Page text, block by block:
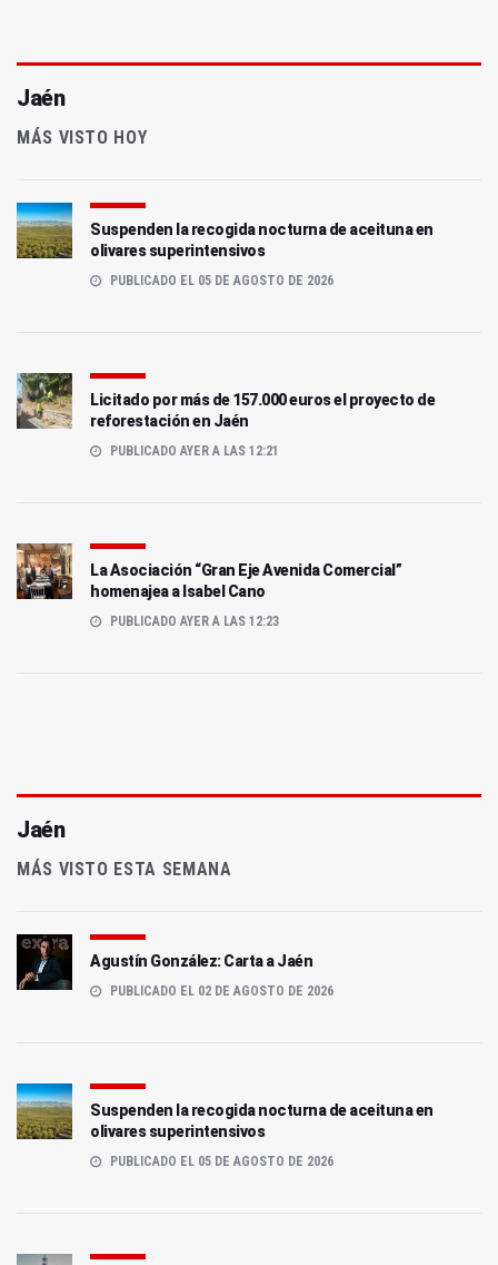
Jaén
MÁS VISTO HOY
Suspenden la recogida nocturna de aceituna en
olivares superintensivos
PUBLICADO EL 05 DE AGOSTO DE 2026
Licitado por más de 157.000 euros el proyecto de
reforestación en Jaén
PUBLICADO AYER A LAS 12:21
La Asociación “Gran Eje Avenida Comercial”
homenajea a Isabel Cano
PUBLICADO AYER A LAS 12:23
Jaén
MÁS VISTO ESTA SEMANA
Agustín González: Carta a Jaén
PUBLICADO EL 02 DE AGOSTO DE 2026
Suspenden la recogida nocturna de aceituna en
olivares superintensivos
PUBLICADO EL 05 DE AGOSTO DE 2026